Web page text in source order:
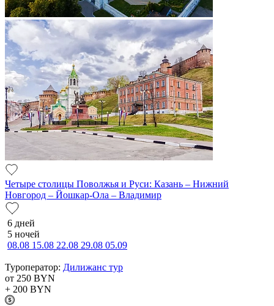
Четыре столицы Поволжья и Руси: Казань – Нижний
Новгород – Йошкар-Ола – Владимир
6 дней
5 ночей
08.08 15.08 22.08 29.08 05.09
Туроператор: Дилижанс тур
от 250 BYN
+ 200 BYN